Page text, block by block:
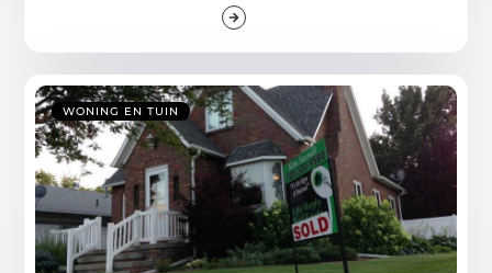
WONING EN TUIN